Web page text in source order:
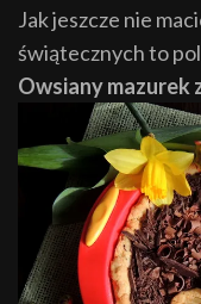
Jak jeszcze nie
świątecznych to
Owsiany mazurek